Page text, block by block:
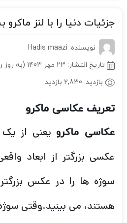
جزئیات دنیا را با لنز ماکرو
نویسنده: Hadis maazi
تاریخ انتشار: 23 مهر 1403 (به روز رسانی در: 23 مهر 1403)
بازدید: 2,830 بازدید
تعریف عکاسی ماکرو
عکاسی ماکرو یعنی از
عکسی بزرگتر از ابعاد
سوژه ها را در عکس
هستند، می بینید.وقتی سوژه